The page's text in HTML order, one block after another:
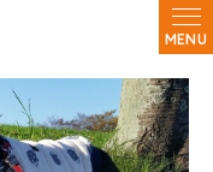
MENU